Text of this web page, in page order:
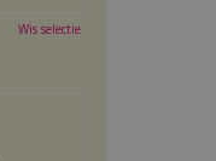
Wis selectie